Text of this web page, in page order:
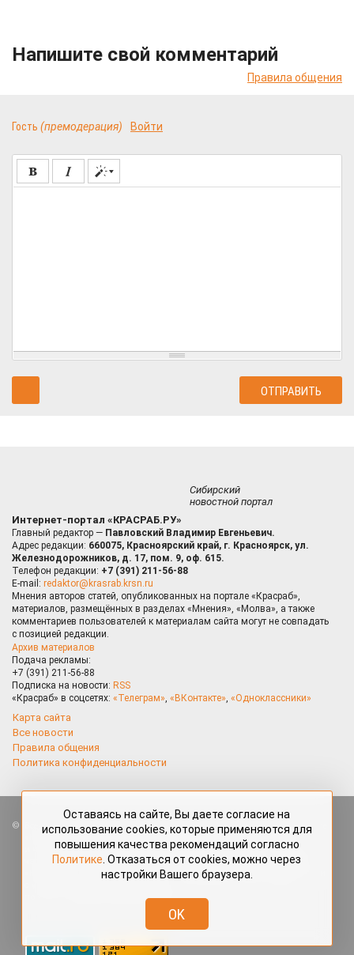
Напишите свой комментарий
Правила общения
Гость (премодерация) Войти
Сибирский
новостной портал
Интернет-портал «КРАСРАБ.РУ»
Главный редактор — Павловский Владимир Евгеньевич.
Адрес редакции: 660075, Красноярский край, г. Красноярск, ул.
Железнодорожников, д. 17, пом. 9, оф. 615.
Телефон редакции: +7 (391) 211-56-88
E-mail: redaktor@krasrab.krsn.ru
Мнения авторов статей, опубликованных на портале «Красраб»,
материалов, размещённых в разделах «Мнения», «Молва», а также
комментариев пользователей к материалам сайта могут не совпадать
с позицией редакции.
Архив материалов
Подача рекламы:
+7 (391) 211-56-88
Подписка на новости: RSS
«Красраб» в соцсетях: «Телеграм», «ВКонтакте», «Одноклассники»
Карта сайта
Все новости
Правила общения
Политика конфиденциальности
Все права защищены. Любые материалы, размещённые на портале
«Красраб.ру» сотрудниками редакции, нештатными авторами
и читателями, являются объектами авторского права. Полное или
частичное использование материалов, размещённых на портале
«Красраб.ру», допускается только с письменного согласия редакции
redaktor@krasrab.krsn.ru.
Оставаясь на сайте, Вы даете согласие на
использование cookies, которые применяются для
повышения качества рекомендаций согласно
Политике . Отказаться от cookies, можно через
настройки Вашего браузера.
OK